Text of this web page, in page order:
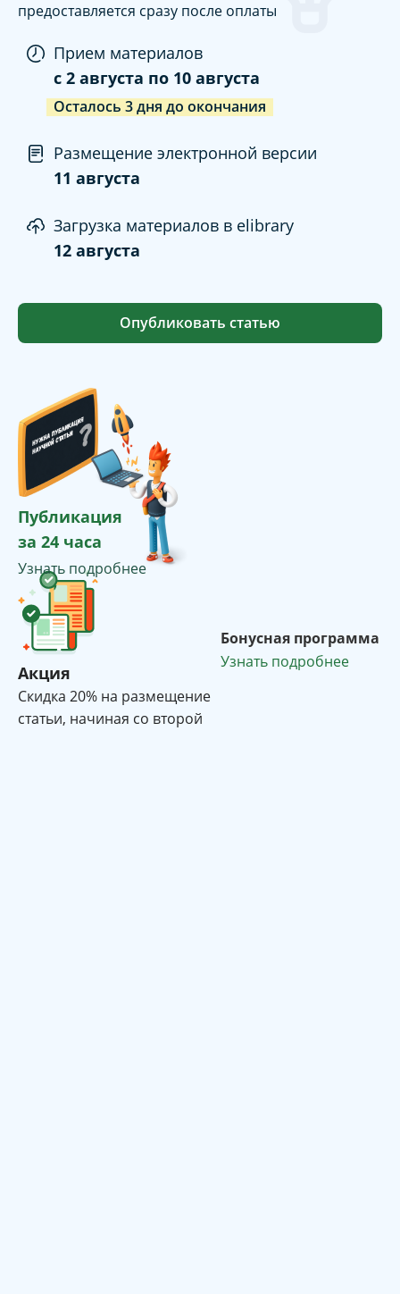
предоставляется сразу после оплаты
Прием материалов
c 2 августа по 10 августа
Осталось 3дня до окончания
Размещение электронной версии
11 августа
Загрузка материалов в elibrary
12 августа
Опубликовать статью
Публикация
за 24 часа
Узнать подробнее
Акция
Cкидка 20% на размещение
статьи, начиная со второй
Бонусная программа
Узнать подробнее